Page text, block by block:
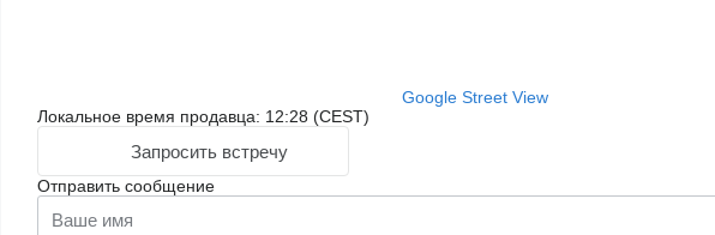
Google Street View
Локальное время продавца: 12:28 (CEST)
Запросить встречу
Отправить сообщение